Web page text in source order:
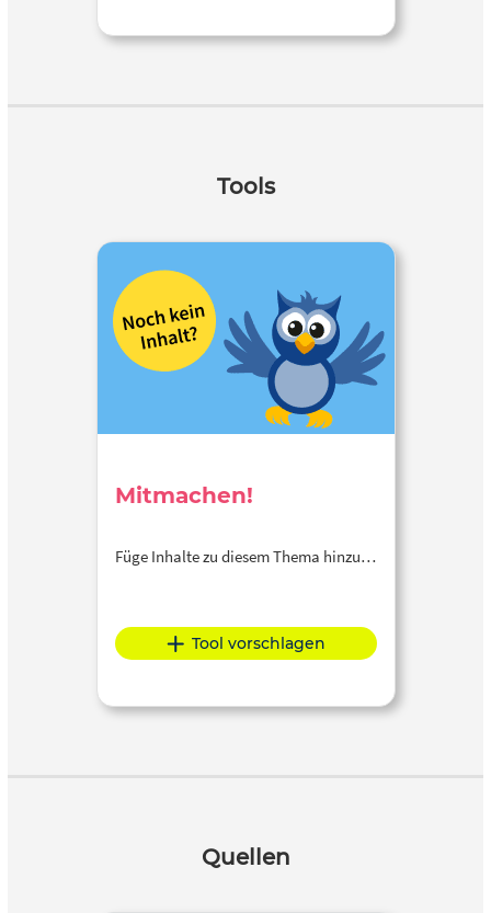
Tools
Mitmachen!
Füge Inhalte zu diesem Thema hinzu…
Tool vorschlagen
Quellen